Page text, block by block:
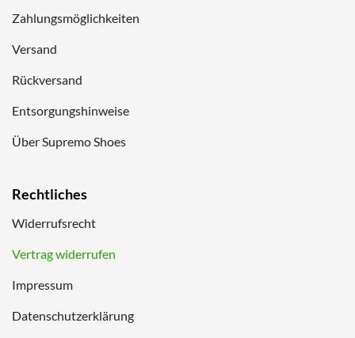
Zahlungsmöglichkeiten
Versand
Rückversand
Entsorgungshinweise
Über Supremo Shoes
Rechtliches
Widerrufsrecht
Vertrag widerrufen
Impressum
Datenschutzerklärung